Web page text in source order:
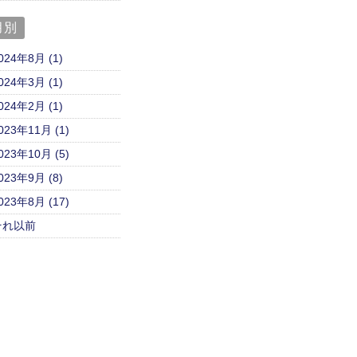
別
年8月 (1)
年3月 (1)
年2月 (1)
年11月 (1)
年10月 (5)
年9月 (8)
年8月 (17)
れ以前